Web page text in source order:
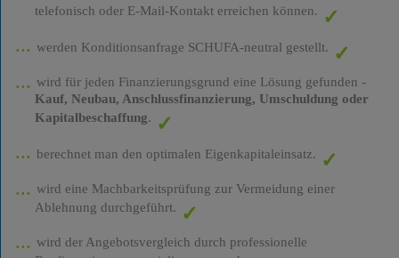
telefonisch oder E-Mail-Kontakt erreichen können.
werden Konditionsanfrage SCHUFA-neutral gestellt.
wird für jeden Finanzierungsgrund eine Lösung gefunden -
Kauf, Neubau, Anschlussfinanzierung, Umschuldung oder
Kapitalbeschaffung.
berechnet man den optimalen Eigenkapitaleinsatz.
wird eine Machbarkeitsprüfung zur Vermeidung einer
Ablehnung durchgeführt.
wird der Angebotsvergleich durch professionelle